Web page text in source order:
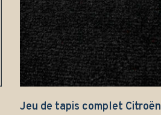
Jeu de tapis complet Citroën